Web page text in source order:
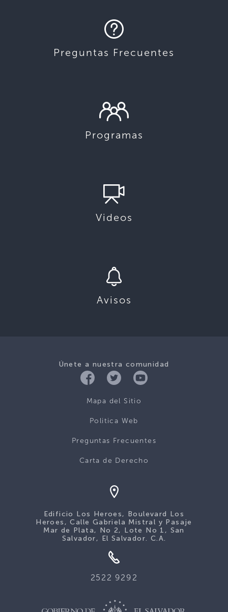
Preguntas Frecuentes
Programas
Videos
Avisos
Únete a nuestra comunidad
Mapa del Sitio
Politica Web
Preguntas Frecuentes
Carta de Derecho
Edificio Los Heroes, Boulevard Los
Heroes, Calle Gabriela Mistral y Pasaje
Mar de Plata, No 2, Lote No 1, San
Salvador, El Salvador. C.A.
2522 9292